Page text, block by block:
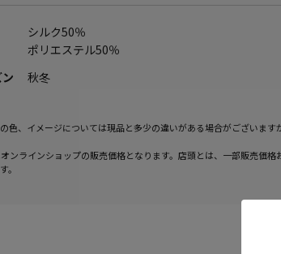
シルク50％
ポリエステル50％
秋冬
色、イメージについては現品と多少の違いがある場合がございます
オンラインショップの販売価格となります。店頭とは、一部販売価
。